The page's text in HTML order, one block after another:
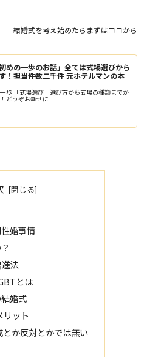
結婚式を考え始めたらまずはココから
めの一歩のお話」全ては式場選びから
件数二千件 元ホテルマンの本
歩 「式場選び」選び方から式場の種類までか
どうぞお幸せに
婚事情
法
とは
婚式
リット
様性 賛成とか反対とかでは無い